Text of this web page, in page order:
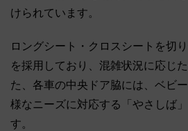
けられています。
ロングシート・クロスシートを切
を採用しており、混雑状況に応じ
た、各車の中央ドア脇には、ベビ
様なニーズに対応する「やさしば
す。